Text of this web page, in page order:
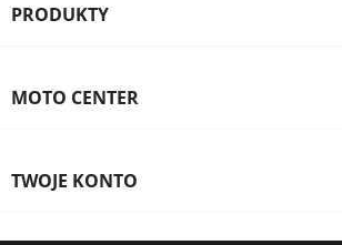
PRODUKTY
MOTO CENTER
TWOJE KONTO